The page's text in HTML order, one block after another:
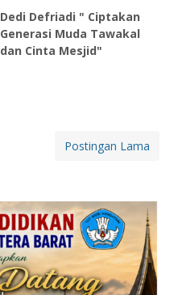
Dedi Defriadi " Ciptakan
Generasi Muda Tawakal
dan Cinta Mesjid"
Postingan Lama